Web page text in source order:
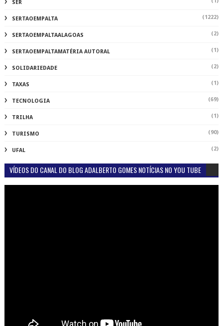
SER
SERTAOEMPALTA (1222)
SERTAOEMPALTAALAGOAS (2)
SERTAOEMPALTAMATÉRIA AUTORAL (1)
SOLIDARIEDADE (2)
TAXAS (1)
TECNOLOGIA (69)
TRILHA (1)
TURISMO (90)
UFAL (2)
VÍDEOS DO CANAL DO BLOG ADALBERTO GOMES NOTÍCIAS NO YOU TUBE